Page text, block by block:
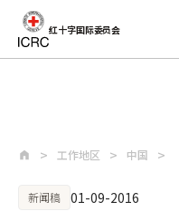
红十字国际委员会
工作地区 中国
新闻稿 01-09-2016